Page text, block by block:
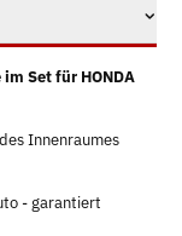
Set für HONDA
Innenraumes
- garantiert